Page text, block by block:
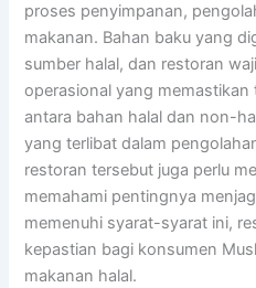
proses penyimpanan,
makanan. Bahan baku yang
sumber halal, dan restoran
operasional yang
antara bahan halal dan non-
yang terlibat dalam
restoran tersebut juga perlu
memahami pentingnya
memenuhi syarat-syarat ini,
kepastian bagi konsumen
makanan halal.